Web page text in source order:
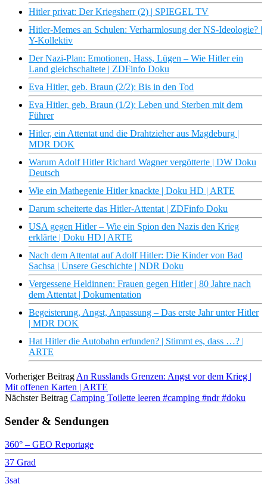
Hitler privat: Der Kriegsherr (2) | SPIEGEL TV
Hitler-Memes an Schulen: Verharmlosung der NS-Ideologie? |
Y-Kollektiv
Der Nazi-Plan: Emotionen, Hass, Lügen – Wie Hitler ein
Land gleichschaltete | ZDFinfo Doku
Eva Hitler, geb. Braun (2/2): Bis in den Tod
Eva Hitler, geb. Braun (1/2): Leben und Sterben mit dem
Führer
Hitler, ein Attentat und die Drahtzieher aus Magdeburg |
MDR DOK
Warum Adolf Hitler Richard Wagner vergötterte | DW Doku
Deutsch
Wie ein Mathegenie Hitler knackte | Doku HD | ARTE
Darum scheiterte das Hitler-Attentat | ZDFinfo Doku
USA gegen Hitler – Wie ein Spion den Nazis den Krieg
erklärte | Doku HD | ARTE
Nach dem Attentat auf Adolf Hitler: Die Kinder von Bad
Sachsa | Unsere Geschichte | NDR Doku
Vergessene Heldinnen: Frauen gegen Hitler | 80 Jahre nach
dem Attentat | Dokumentation
Begeisterung, Angst, Anpassung – Das erste Jahr unter Hitler
| MDR DOK
Hat Hitler die Autobahn erfunden? | Stimmt es, dass …? |
ARTE
Vorheriger Beitrag An Russlands Grenzen: Angst vor dem Krieg |
Mit offenen Karten | ARTE
Nächster Beitrag Camping Toilette leeren #camping #ndr #doku
Sender & Sendungen
360° – GEO Reportage
37 Grad
3sat